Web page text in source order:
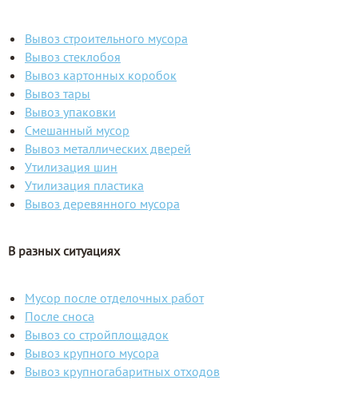
Вывоз строительного мусора
Вывоз стеклобоя
Вывоз картонных коробок
Вывоз тары
Вывоз упаковки
Смешанный мусор
Вывоз металлических дверей
Утилизация шин
Утилизация пластика
Вывоз деревянного мусора
В разных ситуациях
Мусор после отделочных работ
После сноса
Вывоз со стройплощадок
Вывоз крупного мусора
Вывоз крупногабаритных отходов